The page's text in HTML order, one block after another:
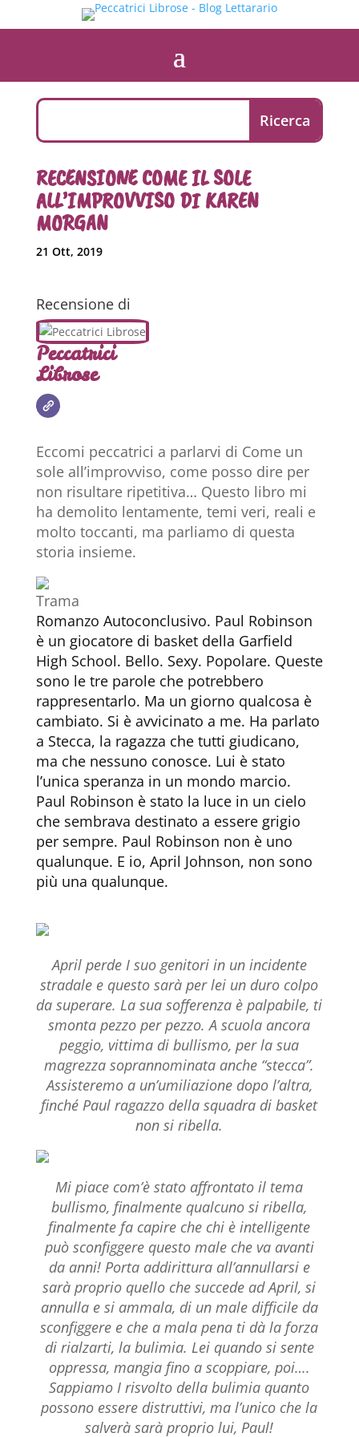
RECENSIONE COME IL SOLE
ALL’IMPROVVISO DI KAREN
MORGAN
21 Ott, 2019
Recensione di
Peccatrici
Librose
Eccomi peccatrici a parlarvi di Come un
sole all’improvviso, come posso dire per
non risultare ripetitiva… Questo libro mi
ha demolito lentamente, temi veri, reali e
molto toccanti, ma parliamo di questa
storia insieme.
Trama
Romanzo Autoconclusivo. Paul Robinson
è un giocatore di basket della Garfield
High School. Bello. Sexy. Popolare. Queste
sono le tre parole che potrebbero
rappresentarlo. Ma un giorno qualcosa è
cambiato. Si è avvicinato a me. Ha parlato
a Stecca, la ragazza che tutti giudicano,
ma che nessuno conosce. Lui è stato
l’unica speranza in un mondo marcio.
Paul Robinson è stato la luce in un cielo
che sembrava destinato a essere grigio
per sempre. Paul Robinson non è uno
qualunque. E io, April Johnson, non sono
più una qualunque.
April perde I suo genitori in un incidente
stradale e questo sarà per lei un duro colpo
da superare. La sua sofferenza è palpabile, ti
smonta pezzo per pezzo. A scuola ancora
peggio, vittima di bullismo, per la sua
magrezza soprannominata anche “stecca”.
Assisteremo a un’umiliazione dopo l’altra,
finché Paul ragazzo della squadra di basket
non si ribella.
Mi piace com’è stato affrontato il tema
bullismo, finalmente qualcuno si ribella,
finalmente fa capire che chi è intelligente
può sconfiggere questo male che va avanti
da anni! Porta addirittura all’annullarsi e
sarà proprio quello che succede ad April, si
annulla e si ammala, di un male difficile da
sconfiggere e che a mala pena ti dà la forza
di rialzarti, la bulimia. Lei quando si sente
oppressa, mangia fino a scoppiare, poi….
Sappiamo I risvolto della bulimia quanto
possono essere distruttivi, ma l’unico che la
salverà sarà proprio lui, Paul!